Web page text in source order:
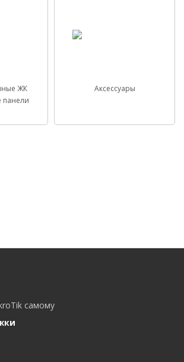
ЖК
панели
Аксессуары
самому